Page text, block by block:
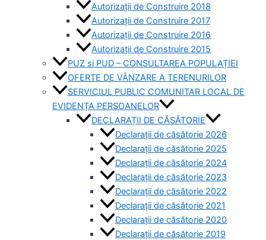
Autorizaţii de Construire 2018
Autorizaţii de Construire 2017
Autorizaţii de Construire 2016
Autorizaţii de Construire 2015
PUZ si PUD – CONSULTAREA POPULAȚIEI
OFERTE DE VÂNZARE A TERENURILOR
SERVICIUL PUBLIC COMUNITAR LOCAL DE
EVIDENȚA PERSOANELOR
DECLARAȚII DE CĂSĂTORIE
Declarații de căsătorie 2026
Declarații de căsătorie 2025
Declarații de căsătorie 2024
Declarații de căsătorie 2023
Declarații de căsătorie 2022
Declarații de căsătorie 2021
Declarații de căsătorie 2020
Declarații de căsătorie 2019